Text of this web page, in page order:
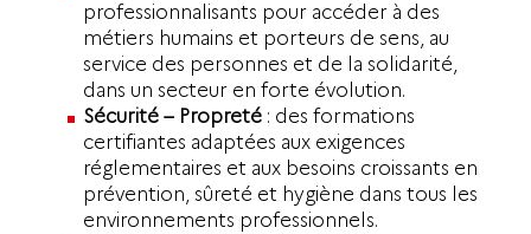
professionnalisants pour accéder à des
métiers humains et porteurs de sens, au
service des personnes et de la solidarité,
dans un secteur en forte évolution.
Sécurité – Propreté : des formations
certifiantes adaptées aux exigences
réglementaires et aux besoins croissants en
prévention, sûreté et hygiène dans tous les
environnements professionnels.